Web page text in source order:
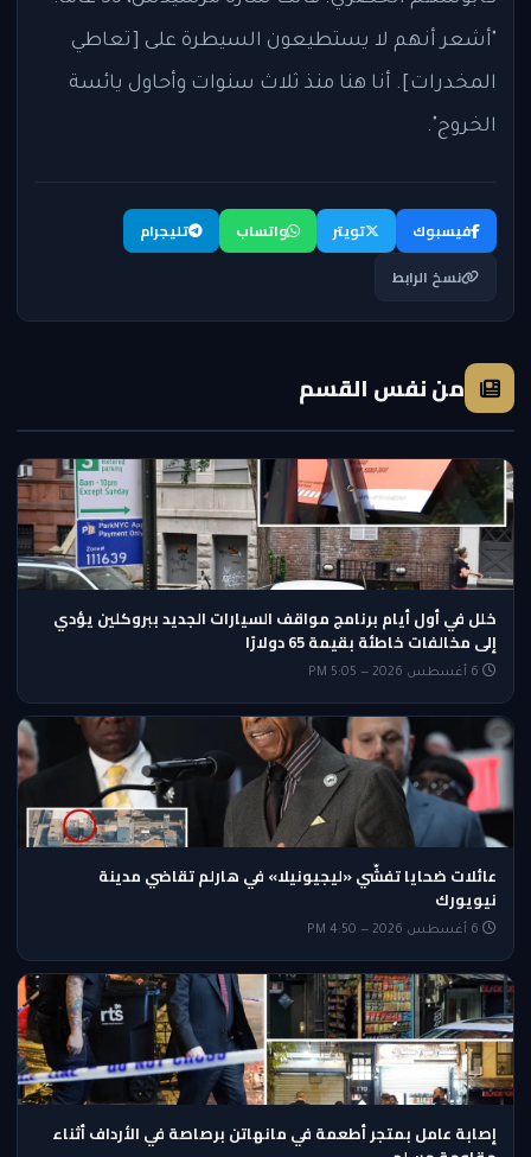
"أشعر أنهم لا يستطيعون السيطرة على [تعاطي
المخدرات]. أنا هنا منذ ثلاث سنوات وأحاول يائسة
الخروج".
فيسبوك تويتر واتساب
تليجرام
نسخ الرابط
من نفس القسم
خلل في أول أيام برنامج مواقف السيارات الجديد ببروكلين يؤدي
إلى مخالفات خاطئة بقيمة 65 دولارًا
عائلات ضحايا تفشّي «ليجيونيلا» في هارلم تقاضي مدينة
نيويورك
إصابة عامل بمتجر أطعمة في مانهاتن برصاصة في الأرداف أثناء